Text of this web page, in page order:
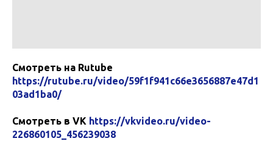
Смотреть на Rutube
https://rutube.ru/video/59f1f941c66e3656887e47d1
03ad1ba0/
Смотреть в VK https://vkvideo.ru/video-
226860105_456239038